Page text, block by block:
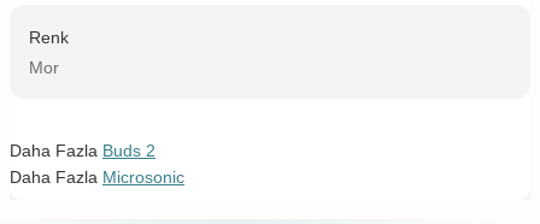
Renk
Mor
Daha Fazla Buds 2
Daha Fazla Microsonic